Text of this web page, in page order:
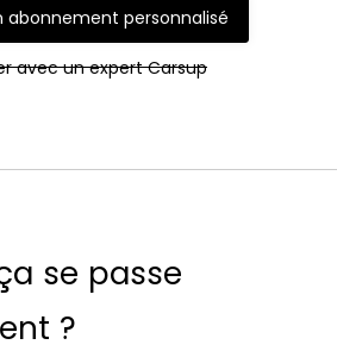
abonnement personnalisé
avec un expert Carsup
se passe
?